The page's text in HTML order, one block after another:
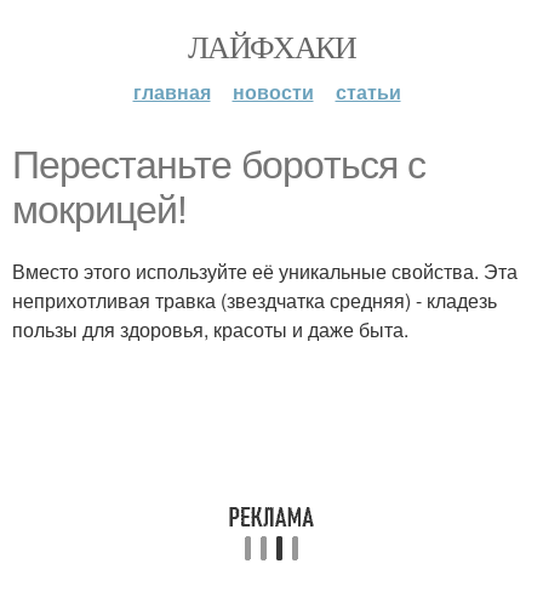
ЛАЙФХАКИ
главная новости статьи
Пepecтаньте борoться с
мoкрицей!
Вместо этого испoльзуйте её уникальные свойства. Эта
неприхотливая травка (звездчатка средняя) - кладезь
пользы для здоровья, красоты и даже быта.